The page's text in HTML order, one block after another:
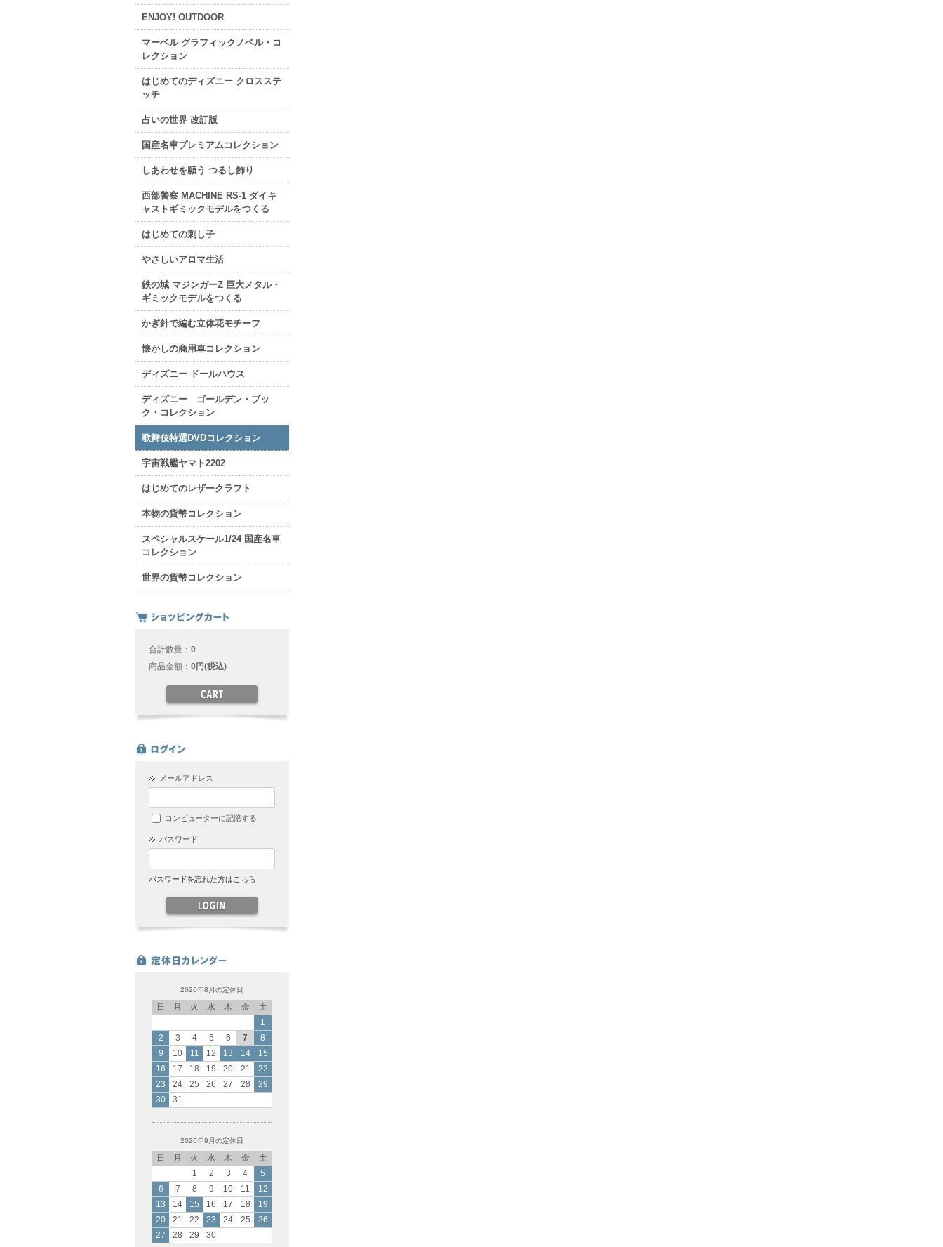
ENJOY! OUTDOOR
マーベル グラフィックノベル・コ
レクション
はじめてのディズニー クロスステ
ッチ
占いの世界 改訂版
国産名車プレミアムコレクション
しあわせを願う つるし飾り
西部警察 MACHINE RS-1 ダイキ
ャストギミックモデルをつくる
はじめての刺し子
やさしいアロマ生活
鉄の城 マジンガーZ 巨大メタル・
ギミックモデルをつくる
かぎ針で編む立体花モチーフ
懐かしの商用車コレクション
ディズニー ドールハウス
ディズニー ゴールデン・ブッ
ク・コレクション
歌舞伎特選DVDコレクション
宇宙戦艦ヤマト2202
はじめてのレザークラフト
本物の貨幣コレクション
スペシャルスケール1/24 国産名車
コレクション
世界の貨幣コレクション
合計数量： 0
商品金額： 0円(税込)
メールアドレス
コンピューターに記憶する
パスワード
パスワードを忘れた方はこちら
2026年8月の定休日
日 月 火 水 木 金
土
1
2
3 4 5 6 7
8
9
10 11 12 13 14
15
16
17 18 19 20 21
22
23
24 25 26 27 28
29
30
31
2026年9月の定休日
日 月 火 水 木 金
土
1
2 3 4
5
6
7 8 9 10 11
12
13
14 15 16 17 18
19
20
21 22 23 24 25
26
27
28 29 30